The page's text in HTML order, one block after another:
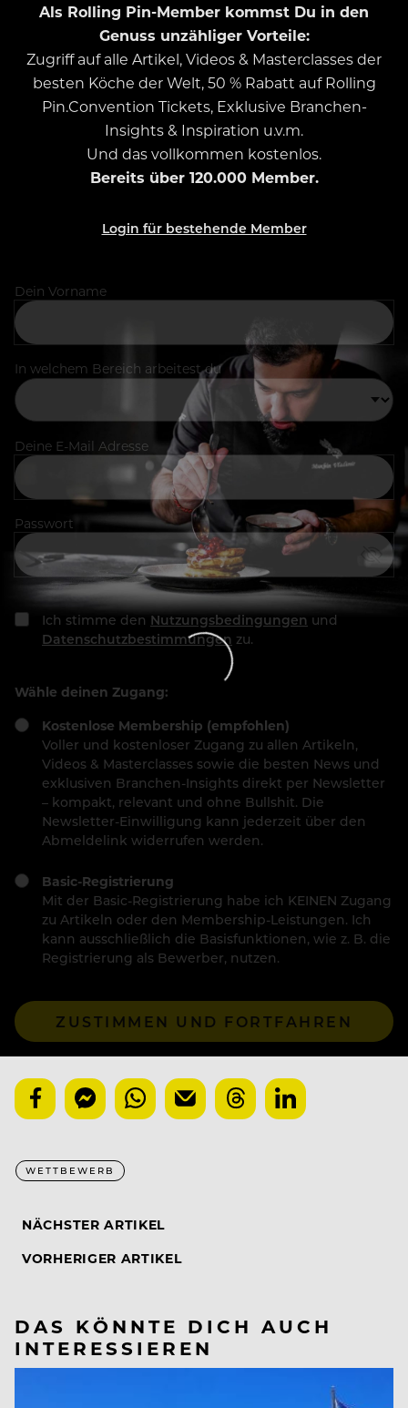
Als Rolling Pin-Member kommst Du in den
Genuss unzähliger Vorteile:
Zugriff auf alle Artikel, Videos & Masterclasses der
besten Köche der Welt, 50 % Rabatt auf Rolling
Pin.Convention Tickets, Exklusive Branchen-
Insights & Inspiration u.v.m.
Und das vollkommen kostenlos.
Bereits über 120.000 Member.
Login für bestehende Member
Dein Vorname
In welchem Bereich arbeitest du
Deine E-Mail Adresse
Passwort
Ich stimme den Nutzungsbedingungen und
Datenschutzbestimmungen zu.
Wähle deinen Zugang:
Kostenlose Membership (empfohlen)
Voller und kostenloser Zugang zu allen Artikeln,
Videos & Masterclasses sowie die besten News und
exklusiven Branchen-Insights direkt per Newsletter
– kompakt, relevant und ohne Bullshit. Die
Newsletter-Einwilligung kann jederzeit über den
Abmeldelink widerrufen werden.
Basic-Registrierung
Mit der Basic-Registrierung habe ich KEINEN Zugang
zu Artikeln oder den Membership-Leistungen. Ich
kann ausschließlich die Basisfunktionen, wie z. B. die
Registrierung als Bewerber, nutzen.
ZUSTIMMEN UND FORTFAHREN
WETTBEWERB
NÄCHSTER ARTIKEL
VORHERIGER ARTIKEL
DAS KÖNNTE DICH AUCH
INTERESSIEREN